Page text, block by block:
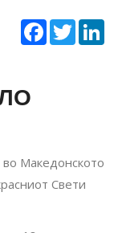
Facebook
Twitter
во Македонското
Свети